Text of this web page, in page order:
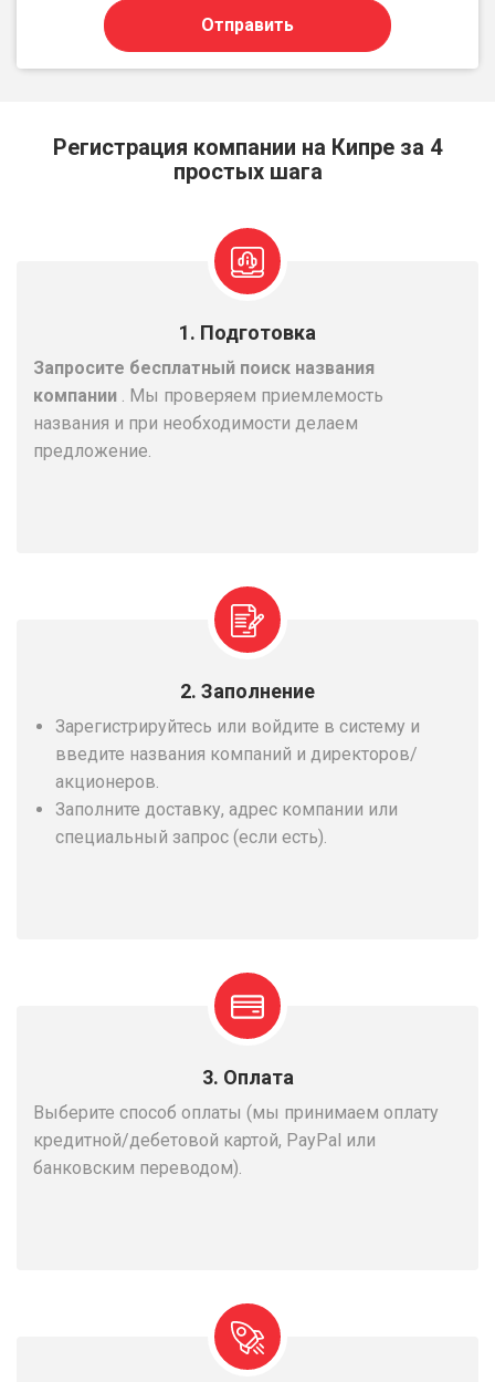
Отправить
Регистрация компании на Кипре за 4
простых шага
1. Подготовка
Запросите бесплатный поиск названия
компании . Мы проверяем приемлемость
названия и при необходимости делаем
предложение.
2. Заполнение
Зарегистрируйтесь или войдите в систему и
введите названия компаний и директоров/
акционеров.
Заполните доставку, адрес компании или
специальный запрос (если есть).
3. Оплата
Выберите способ оплаты (мы принимаем оплату
кредитной/дебетовой картой, PayPal или
банковским переводом).